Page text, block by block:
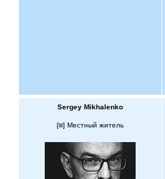
Sergey Mikhalenko
[ ] Местный житель